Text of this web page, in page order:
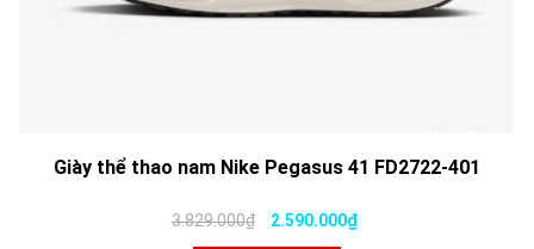
Giày thể thao nam Nike Pegasus 41 FD2722-401
3.829.000₫ 2.590.000₫